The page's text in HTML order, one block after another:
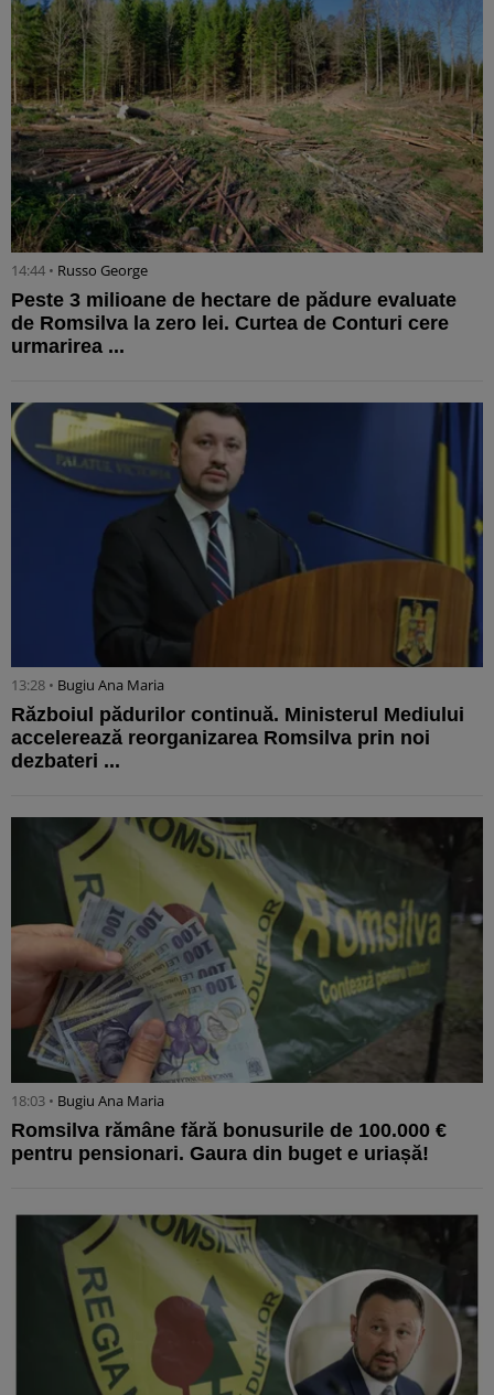
14:44 • Russo George
Peste 3 milioane de hectare de pădure evaluate
de Romsilva la zero lei. Curtea de Conturi cere
urmarirea ...
13:28 • Bugiu ⁠Ana Maria
Războiul pădurilor continuă. Ministerul Mediului
accelerează reorganizarea Romsilva prin noi
dezbateri ...
18:03 • Bugiu ⁠Ana Maria
Romsilva rămâne fără bonusurile de 100.000 €
pentru pensionari. Gaura din buget e uriașă!